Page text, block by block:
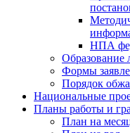
НПА
Формы
Порядок
Национальные
Планы работы и
План на